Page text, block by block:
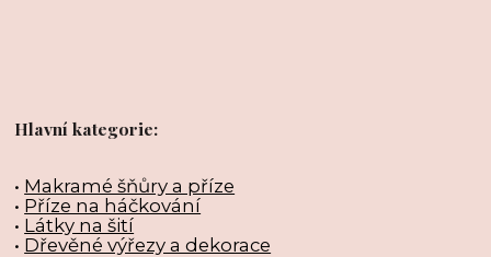
Hlavní kategorie:
• Makramé šňůry a příze
• Příze na háčkování
• Látky na šití
• Dřevěné výřezy a dekorace